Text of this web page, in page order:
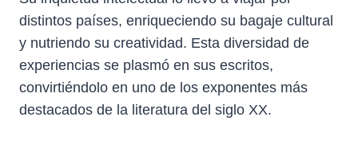
distintos países, enriqueciendo su bagaje cultural
y nutriendo su creatividad. Esta diversidad de
experiencias se plasmó en sus escritos,
convirtiéndolo en uno de los exponentes más
destacados de la literatura del siglo XX.